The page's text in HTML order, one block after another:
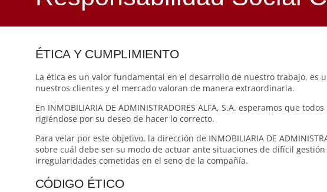
ÉTICA Y CUMPLIMIENTO
La ética es un valor fundamental en el desarrollo de nuestro trabajo,
nuestros clientes y el mercado valoran de manera extraordinaria.
En INMOBILIARIA DE ADMINISTRADORES ALFA, S.A. esperamos que
rigiéndose por su deseo de hacer lo correcto.
Para velar por este objetivo, la dirección de INMOBILIARIA DE
sobre cuál debe ser su modo de actuar ante situaciones de difícil
irregularidades cometidas en el seno de la compañía.
CÓDIGO ÉTICO